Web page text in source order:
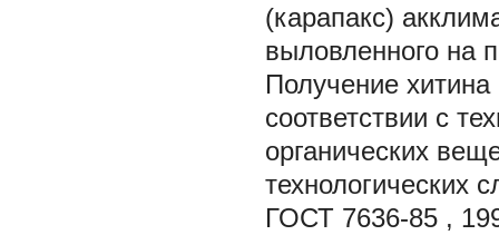
(карапакс)
выловленного на
Получение
соответствии с
органических
технологических
ГОСТ 7636-85 ,